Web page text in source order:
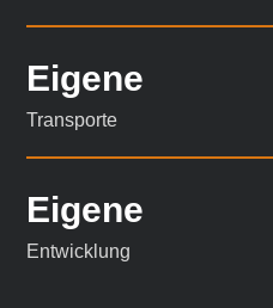
Eigene
Transporte
Eigene
Entwicklung